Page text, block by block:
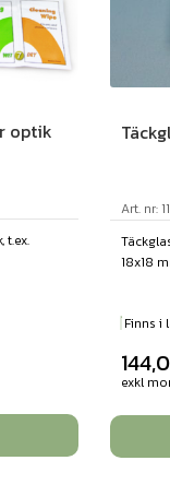
optik
t.ex.
Art. nr:
18x18
Finns i
exkl